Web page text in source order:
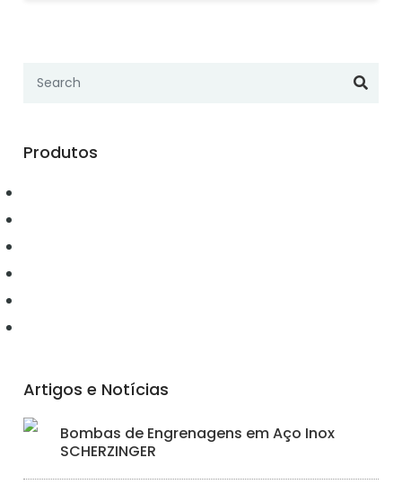
Produtos
Artigos e Notícias
Bombas de Engrenagens em Aço Inox
SCHERZINGER